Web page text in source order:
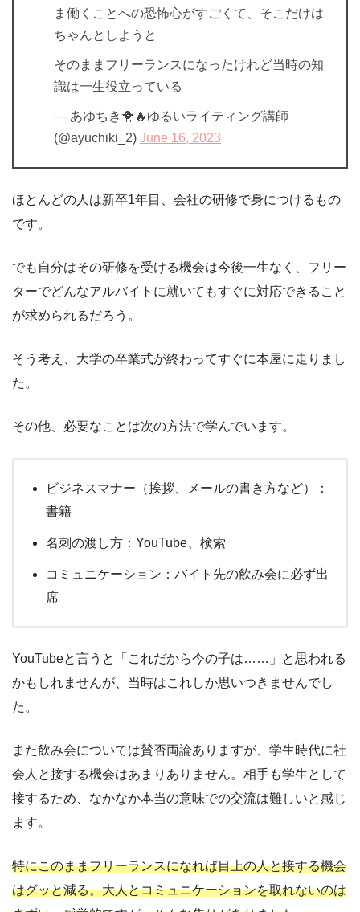
ま働くことへの恐怖心がすごくて、そこだけは
ちゃんとしようと
そのままフリーランスになったけれど当時の知
識は一生役立っている
— あゆちき🐥🔥ゆるいライティング講師
(@ayuchiki_2) June 16, 2023
ほとんどの人は新卒1年目、会社の研修で身につけるもの
です。
でも自分はその研修を受ける機会は今後一生なく、フリー
ターでどんなアルバイトに就いてもすぐに対応できること
が求められるだろう。
そう考え、大学の卒業式が終わってすぐに本屋に走りまし
た。
その他、必要なことは次の方法で学んでいます。
ビジネスマナー（挨拶、メールの書き方など）：
書籍
名刺の渡し方：YouTube、検索
コミュニケーション：バイト先の飲み会に必ず出
席
YouTubeと言うと「これだから今の子は……」と思われる
かもしれませんが、当時はこれしか思いつきませんでし
た。
また飲み会については賛否両論ありますが、学生時代に社
会人と接する機会はあまりありません。相手も学生として
接するため、なかなか本当の意味での交流は難しいと感じ
ます。
特にこのままフリーランスになれば目上の人と接する機会
はグッと減る。大人とコミュニケーションを取れないのは